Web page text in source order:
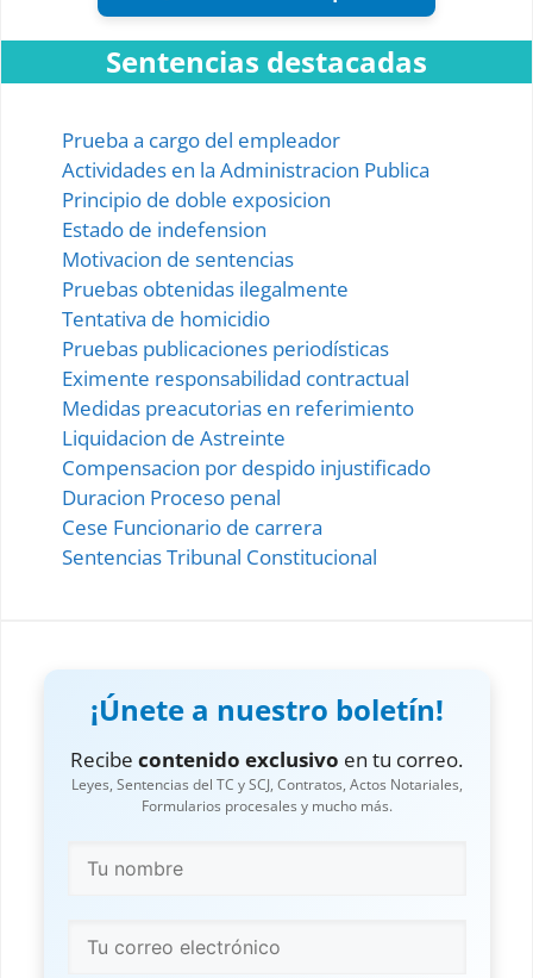
Sentencias destacadas
Prueba a cargo del empleador
Actividades en la Administracion Publica
Principio de doble exposicion
Estado de indefension
Motivacion de sentencias
Pruebas obtenidas ilegalmente
Tentativa de homicidio
Pruebas publicaciones periodísticas
Eximente responsabilidad contractual
Medidas preacutorias en referimiento
Liquidacion de Astreinte
Compensacion por despido injustificado
Duracion Proceso penal
Cese Funcionario de carrera
Sentencias Tribunal Constitucional
¡Únete a nuestro boletín!
Recibe contenido exclusivo en tu correo.
Leyes, Sentencias del TC y SCJ, Contratos, Actos Notariales,
Formularios procesales y mucho más.